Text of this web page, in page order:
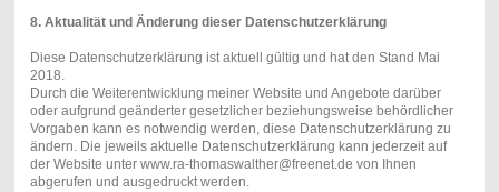
8. Aktualität und Änderung dieser Datenschutzerklärung
Diese Datenschutzerklärung ist aktuell gültig und hat den Stand Mai
2018.
Durch die Weiterentwicklung meiner Website und Angebote darüber
oder aufgrund geänderter gesetzlicher beziehungsweise behördlicher
Vorgaben kann es notwendig werden, diese Datenschutzerklärung zu
ändern. Die jeweils aktuelle Datenschutzerklärung kann jederzeit auf
der Website unter www.ra-thomaswalther@freenet.de von Ihnen
abgerufen und ausgedruckt werden.